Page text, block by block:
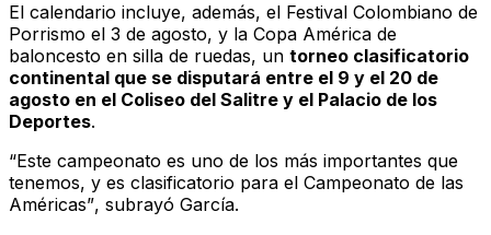
El calendario incluye, además, el Festival Colombiano de
Porrismo el 3 de agosto, y la Copa América de
baloncesto en silla de ruedas, un torneo clasificatorio
continental que se disputará entre el 9 y el 20 de
agosto en el Coliseo del Salitre y el Palacio de los
Deportes.
“Este campeonato es uno de los más importantes que
tenemos, y es clasificatorio para el Campeonato de las
Américas”, subrayó García.